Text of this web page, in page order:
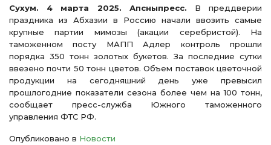
Сухум. 4 марта 2025. Апсныпресс. В преддверии
праздника из Абхазии в Россию начали ввозить самые
крупные партии мимозы (акации серебристой). На
таможенном посту МАПП Адлер контроль прошли
порядка 350 тонн золотых букетов. За последние сутки
ввезено почти 50 тонн цветов. Объем поставок цветочной
продукции на сегодняшний день уже превысил
прошлогодние показатели сезона более чем на 100 тонн,
сообщает пресс-служба Южного таможенного
управления ФТС РФ.
Опубликовано в Новости